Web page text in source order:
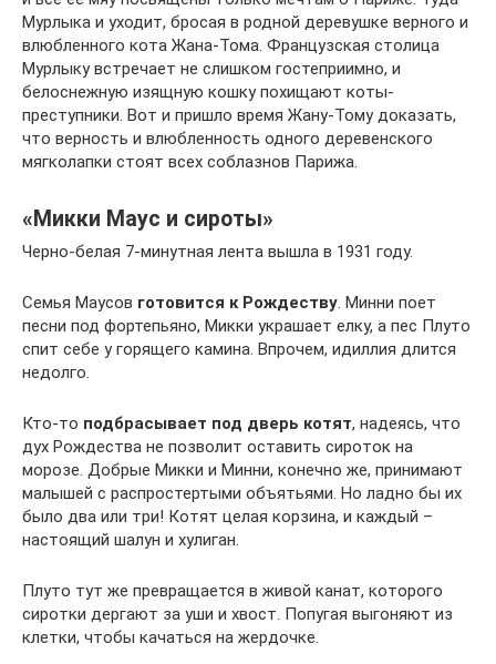
Мурлыка и уходит, бросая в родной деревушке верного и
влюбленного кота Жана-Тома. Французская столица
Мурлыку встречает не слишком гостеприимно, и
белоснежную изящную кошку похищают коты-
преступники. Вот и пришло время Жану-Тому доказать,
что верность и влюбленность одного деревенского
мягколапки стоят всех соблазнов Парижа.
«Микки Маус и сироты»
Черно-белая 7-минутная лента вышла в 1931 году.
Семья Маусов готовится к Рождеству. Минни поет
песни под фортепьяно, Микки украшает елку, а пес Плуто
спит себе у горящего камина. Впрочем, идиллия длится
недолго.
Кто-то подбрасывает под дверь котят, надеясь, что
дух Рождества не позволит оставить сироток на
морозе. Добрые Микки и Минни, конечно же, принимают
малышей с распростертыми объятьями. Но ладно бы их
было два или три! Котят целая корзина, и каждый –
настоящий шалун и хулиган.
Плуто тут же превращается в живой канат, которого
сиротки дергают за уши и хвост. Попугая выгоняют из
клетки, чтобы качаться на жердочке.